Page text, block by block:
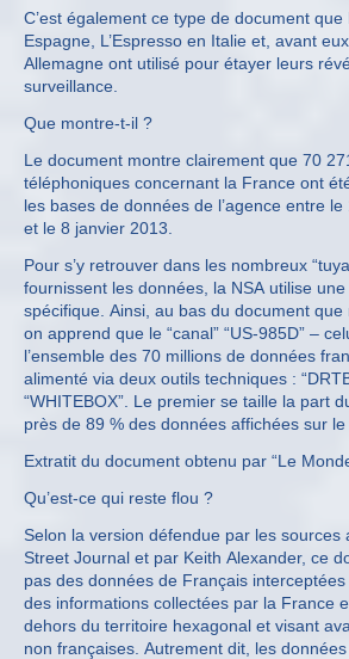
C’est également ce type de document que
Espagne, L’Espresso en Italie et, avant
Allemagne ont utilisé pour étayer leurs
surveillance.
Que montre-t-il ?
Le document montre clairement que 70
téléphoniques concernant la France ont
les bases de données de l’agence entre
et le 8 janvier 2013.
Pour s’y retrouver dans les nombreux
fournissent les données, la NSA utilise
spécifique. Ainsi, au bas du document que
on apprend que le “canal” “US-985D” –
l’ensemble des 70 millions de données
alimenté via deux outils techniques :
“WHITEBOX”. Le premier se taille la part
près de 89 % des données affichées sur le
Extratit du document obtenu par “Le
Qu’est-ce qui reste flou ?
Selon la version défendue par les sources
Street Journal et par Keith Alexander, ce
pas des données de Français
des informations collectées par la France
dehors du territoire hexagonal et visant
non françaises. Autrement dit, les